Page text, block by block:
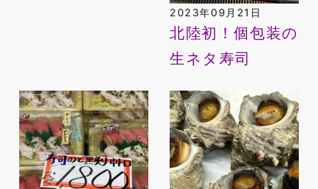
2023年09月21日
北陸初！個包装の
生ネタ寿司